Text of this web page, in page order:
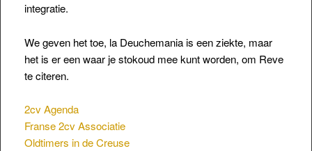
integratie.
We geven het toe, la Deuchemania is een ziekte, maar
het is er een waar je stokoud mee kunt worden, om Reve
te citeren.
2cv Agenda
Franse 2cv Associatie
Oldtimers in de Creuse